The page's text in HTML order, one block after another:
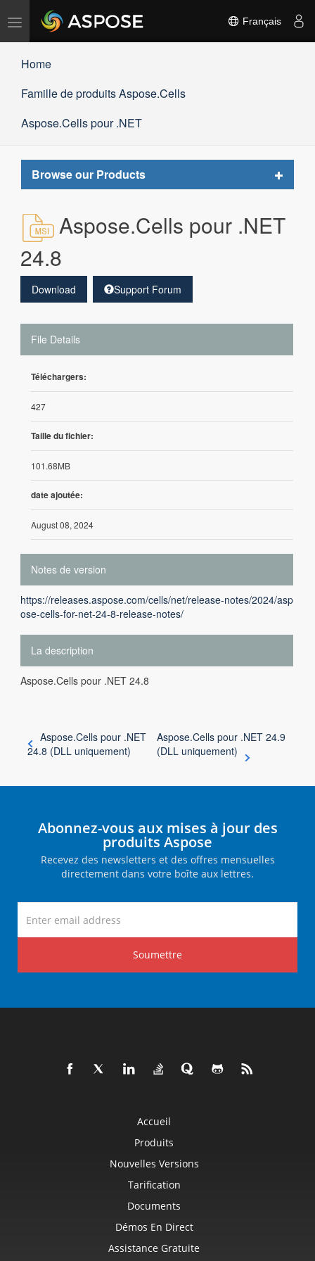
Basculer
Français
Home
Famille de produits Aspose.Cells
Aspose.Cells pour .NET
Browse our Products
Toggle
Aspose.Cells pour .NET
24.8
Download Support Forum
File Details
Téléchargers:
427
Taille du fichier:
101.68MB
date ajoutée:
August 08, 2024
Notes de version
https://releases.aspose.com/cells/net/release-notes/2024/asp
ose-cells-for-net-24-8-release-notes/
La description
Aspose.Cells pour .NET 24.8
Aspose.Cells pour .NET
24.8 (DLL uniquement)
Aspose.Cells pour .NET 24.9
(DLL uniquement)
Abonnez-vous aux mises à jour des
produits Aspose
Recevez des newsletters et des offres mensuelles
directement dans votre boîte aux lettres.
Soumettre
Accueil
Produits
Nouvelles Versions
Tarification
Documents
Démos En Direct
Assistance Gratuite